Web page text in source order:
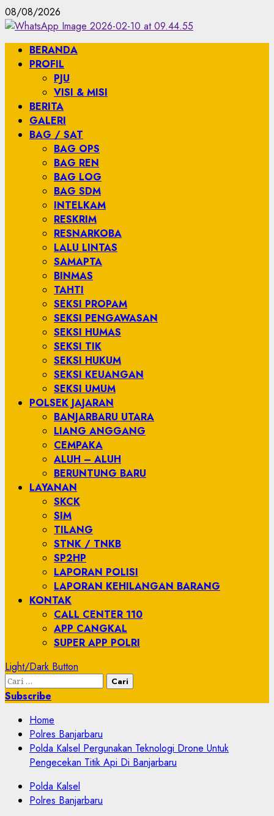
08/08/2026
BERANDA
PROFIL
PJU
VISI & MISI
BERITA
GALERI
BAG / SAT
BAG OPS
BAG REN
BAG LOG
BAG SDM
INTELKAM
RESKRIM
RESNARKOBA
LALU LINTAS
SAMAPTA
BINMAS
TAHTI
SEKSI PROPAM
SEKSI PENGAWASAN
SEKSI HUMAS
SEKSI TIK
SEKSI HUKUM
SEKSI KEUANGAN
SEKSI UMUM
POLSEK JAJARAN
BANJARBARU UTARA
LIANG ANGGANG
CEMPAKA
ALUH – ALUH
BERUNTUNG BARU
LAYANAN
SKCK
SIM
TILANG
STNK / TNKB
SP2HP
LAPORAN POLISI
LAPORAN KEHILANGAN BARANG
KONTAK
CALL CENTER 110
APP CANGKAL
SUPER APP POLRI
Light/Dark Button
Subscribe
Home
Polres Banjarbaru
Polda Kalsel Pergunakan Teknologi Drone Untuk
Pengecekan Titik Api Di Banjarbaru
Polda Kalsel
Polres Banjarbaru